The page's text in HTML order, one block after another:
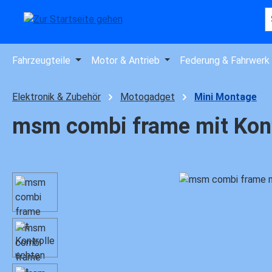
Hauptinhalt springen
Zur Suche springen
Zur Hauptnavigation springen
Fahrzeugteile Motor & Antrieb Federung & Fahrwerk
Elektronik & Zubehör Motogadget Mini Montage
msm combi frame mit
Bildergalerie überspringen